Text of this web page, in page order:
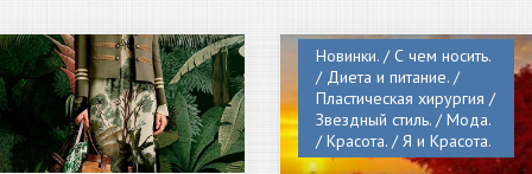
Новинки. / С чем носить.
/ Диета и питание. /
Пластическая хирургия /
Звездный стиль. / Мода.
/ Красота. / Я и Красота.